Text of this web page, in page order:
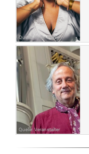
Quelle: Veranstalter
Quelle: Veranstalter